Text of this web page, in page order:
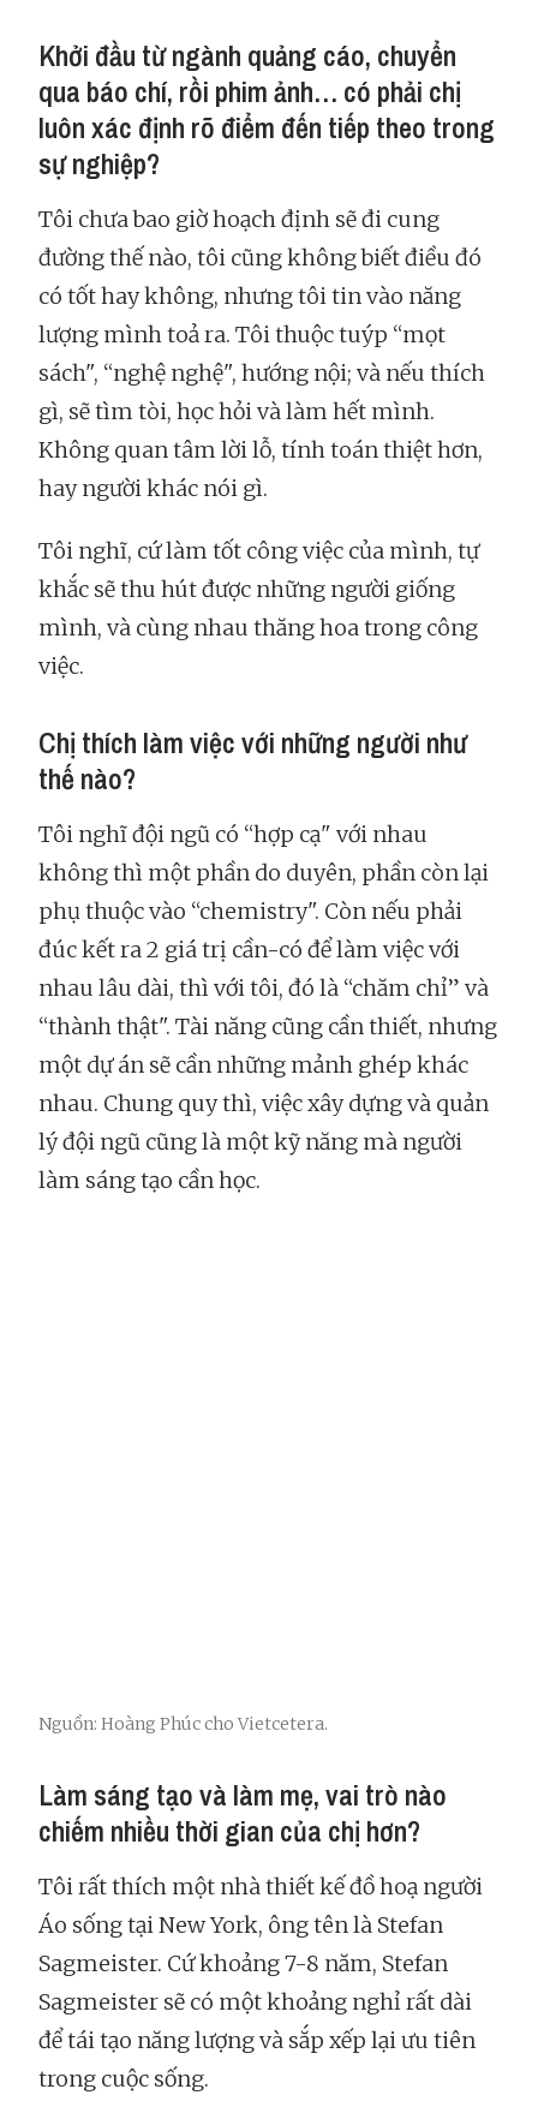
Khởi đầu từ ngành quảng cáo, chuyển
qua báo chí, rồi phim ảnh… có phải chị
luôn xác định rõ điểm đến tiếp theo trong
sự nghiệp?
Tôi chưa bao giờ hoạch định sẽ đi cung
đường thế nào, tôi cũng không biết điều đó
có tốt hay không, nhưng tôi tin vào năng
lượng mình toả ra. Tôi thuộc tuýp “mọt
sách", “nghệ nghệ", hướng nội; và nếu thích
gì, sẽ tìm tòi, học hỏi và làm hết mình.
Không quan tâm lời lỗ, tính toán thiệt hơn,
hay người khác nói gì.
Tôi nghĩ, cứ làm tốt công việc của mình, tự
khắc sẽ thu hút được những người giống
mình, và cùng nhau thăng hoa trong công
việc.
Chị thích làm việc với những người như
thế nào?
Tôi nghĩ đội ngũ có “hợp cạ" với nhau
không thì một phần do duyên, phần còn lại
phụ thuộc vào “chemistry". Còn nếu phải
đúc kết ra 2 giá trị cần-có để làm việc với
nhau lâu dài, thì với tôi, đó là “chăm chỉ” và
“thành thật". Tài năng cũng cần thiết, nhưng
một dự án sẽ cần những mảnh ghép khác
nhau. Chung quy thì, việc xây dựng và quản
lý đội ngũ cũng là một kỹ năng mà người
làm sáng tạo cần học.
Nguồn: Hoàng Phúc cho Vietcetera.
Làm sáng tạo và làm mẹ, vai trò nào
chiếm nhiều thời gian của chị hơn?
Tôi rất thích một nhà thiết kế đồ hoạ người
Áo sống tại New York, ông tên là Stefan
Sagmeister. Cứ khoảng 7-8 năm, Stefan
Sagmeister sẽ có một khoảng nghỉ rất dài
để tái tạo năng lượng và sắp xếp lại ưu tiên
trong cuộc sống.